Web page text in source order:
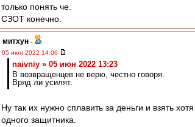
только понять че.
СЗОТ конечно.
митхун -
05 июн 2022 14:06
naivniy » 05 июн 2022 13:23
В возвращенцев не верю, честно говоря.
Вряд ли усилят.
Ну так их нужно сплавить за деньги и взять хотя
одного защитника.